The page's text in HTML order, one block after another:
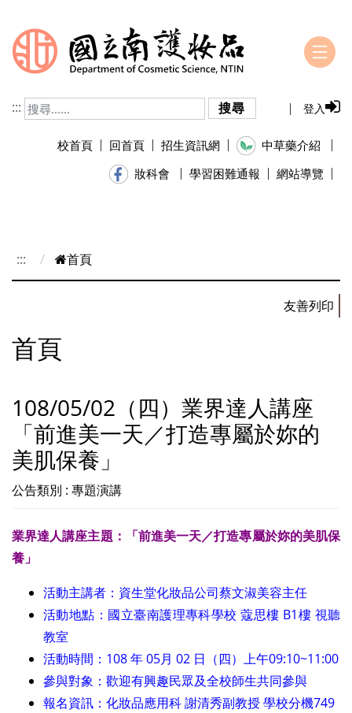
跳到主要內容
::: 搜尋 登入
校首頁 回首頁 招生資訊網
中草藥介紹
妝科會
學習困難通報 網站導覽
::: 首頁
首頁
108/05/02（四）業界達人講座
「前進美一天／打造專屬於妳的
美肌保養」
公告類別 : 專題演講
業界達人講座主題：「前進美一天／打造專屬於妳的美肌保
養」
活動主講者：資生堂化妝品公司蔡文淑美容主任
活動地點：國立臺南護理專科學校 蔻思樓 B1樓 視聽
教室
活動時間：108 年 05月 02 日（四）上午09:10~11:00
參與對象：歡迎有興趣民眾及全校師生共同參與
報名資訊：化妝品應用科 謝清秀副教授 學校分機749